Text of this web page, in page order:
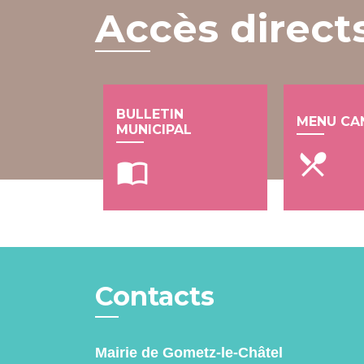
Accès
BULLETIN
MUNICIPAL
import_contacts
MENU
local_dining
Contacts
Mairie de Gometz-le-Châtel